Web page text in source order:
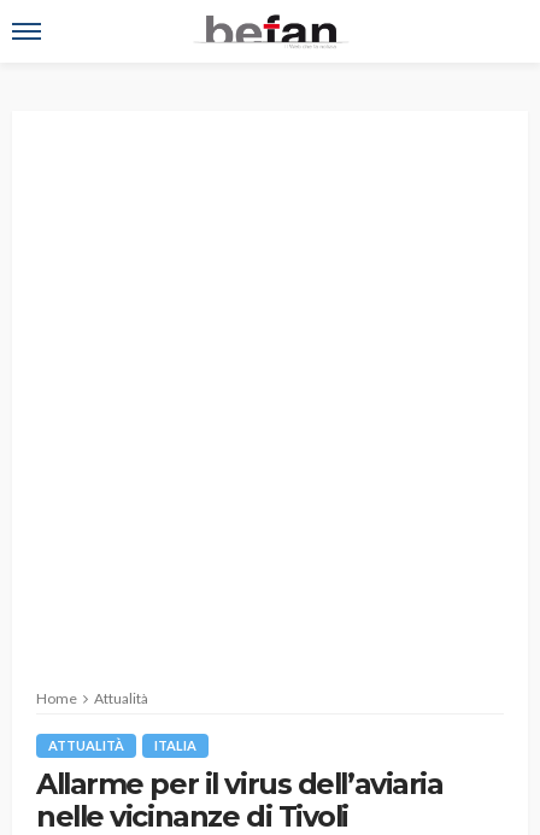
Home Attualità
ATTUALITÀ ITALIA
Allarme per il virus dell’aviaria
nelle vicinanze di Tivoli